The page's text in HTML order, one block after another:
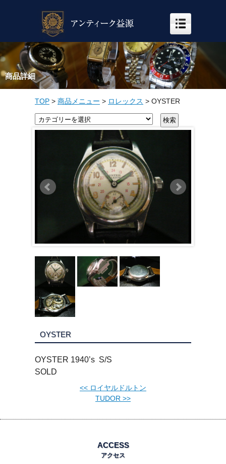
商品詳細
TOP > 商品メニュー > ロレックス > OYSTER
OYSTER
OYSTER 1940’s S/S
SOLD
<< ロイヤルドルトン
TUDOR >>
ACCESS
アクセス